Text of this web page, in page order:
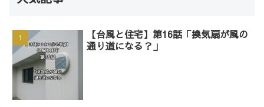
【台風と住宅】第16話「換気扇が風の
通り道になる？」